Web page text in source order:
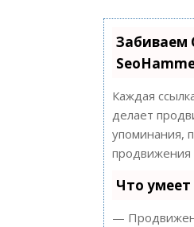
Забиваем
Каждая
делает
упоминания,
продвижения
Что умеет
—